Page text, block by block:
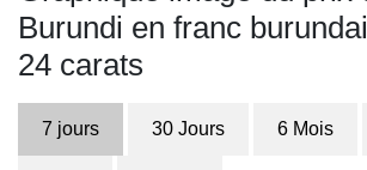
Burundi en franc
24 carats
7 jours 30 Jours 6 Mois